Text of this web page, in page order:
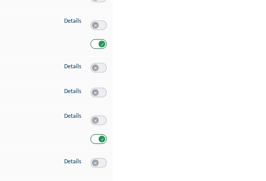
Details zu Verwendung reduzierter Daten zur Auswahl von Werbeanzeigen
Details zu Erstellung von Profilen für personalisierte Werbung
Details zu Verwendung von Profilen zur Auswahl personalisierter Werbung
Details zu Messung der Werbeleistung
Details zu Messung der Performance von Inhalten